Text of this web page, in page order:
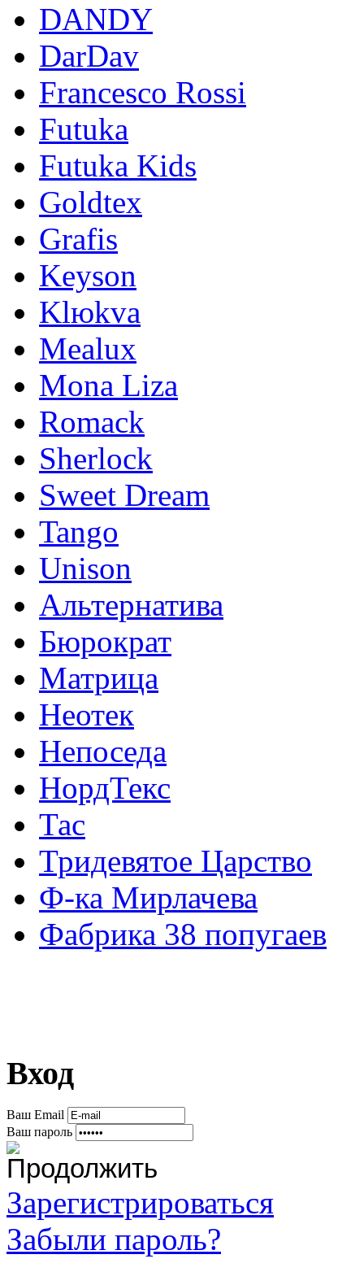
DANDY
DarDav
Francesco Rossi
Futuka
Futuka Kids
Goldtex
Grafis
Keyson
Klюkva
Mealux
Mona Liza
Romack
Sherlock
Sweet Dream
Tango
Unison
Альтернатива
Бюрократ
Матрица
Неотек
Непоседа
НордТекс
Тас
Тридевятое Царство
Ф-ка Мирлачева
Фабрика 38 попугаев
Вход
Ваш Email
Ваш пароль
Зарегистрироваться
Забыли пароль?